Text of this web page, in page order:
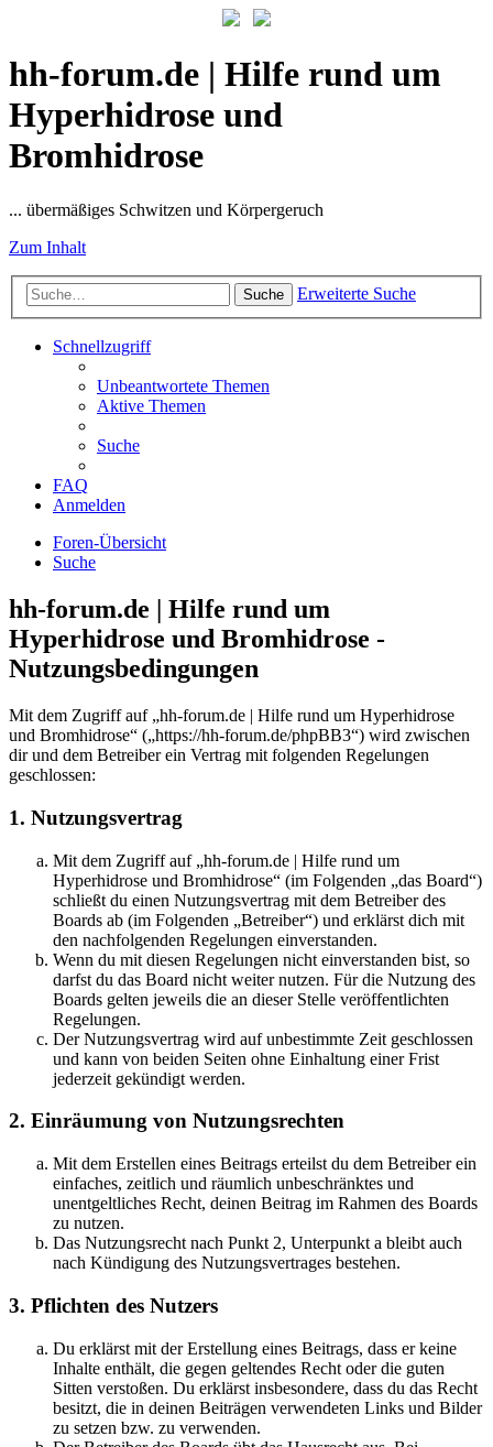
hh-forum.de | Hilfe rund um
Hyperhidrose und
Bromhidrose
... übermäßiges Schwitzen und Körpergeruch
Zum Inhalt
Suche Erweiterte Suche
Schnellzugriff
Unbeantwortete Themen
Aktive Themen
Suche
FAQ
Anmelden
Foren-Übersicht
Suche
hh-forum.de | Hilfe rund um
Hyperhidrose und Bromhidrose -
Nutzungsbedingungen
Mit dem Zugriff auf „hh-forum.de | Hilfe rund um Hyperhidrose
und Bromhidrose“ („https://hh-forum.de/phpBB3“) wird zwischen
dir und dem Betreiber ein Vertrag mit folgenden Regelungen
geschlossen:
1. Nutzungsvertrag
Mit dem Zugriff auf „hh-forum.de | Hilfe rund um
Hyperhidrose und Bromhidrose“ (im Folgenden „das Board“)
schließt du einen Nutzungsvertrag mit dem Betreiber des
Boards ab (im Folgenden „Betreiber“) und erklärst dich mit
den nachfolgenden Regelungen einverstanden.
Wenn du mit diesen Regelungen nicht einverstanden bist, so
darfst du das Board nicht weiter nutzen. Für die Nutzung des
Boards gelten jeweils die an dieser Stelle veröffentlichten
Regelungen.
Der Nutzungsvertrag wird auf unbestimmte Zeit geschlossen
und kann von beiden Seiten ohne Einhaltung einer Frist
jederzeit gekündigt werden.
2. Einräumung von Nutzungsrechten
Mit dem Erstellen eines Beitrags erteilst du dem Betreiber ein
einfaches, zeitlich und räumlich unbeschränktes und
unentgeltliches Recht, deinen Beitrag im Rahmen des Boards
zu nutzen.
Das Nutzungsrecht nach Punkt 2, Unterpunkt a bleibt auch
nach Kündigung des Nutzungsvertrages bestehen.
3. Pflichten des Nutzers
Du erklärst mit der Erstellung eines Beitrags, dass er keine
Inhalte enthält, die gegen geltendes Recht oder die guten
Sitten verstoßen. Du erklärst insbesondere, dass du das Recht
besitzt, die in deinen Beiträgen verwendeten Links und Bilder
zu setzen bzw. zu verwenden.